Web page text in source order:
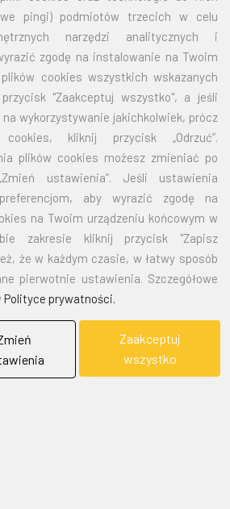
pingi) podmiotów trzecich w celu
narzędzi analitycznych i
zgodę na instalowanie na Twoim
cookies wszystkich wskazanych
"Zaakceptuj wszystko", a jeśli
wykorzystywanie jakichkolwiek, prócz
kliknij przycisk „Odrzuć”.
plików cookies możesz zmieniać po
ustawienia”. Jeśli ustawienia
aby wyrazić zgodę na
na Twoim urządzeniu końcowym w
zakresie kliknij przycisk "Zapisz
że w każdym czasie, w łatwy sposób
pierwotnie ustawienia. Szczegółowe
Polityce prywatności.
Zaakceptuj
wszystko
32,50 39,98
67,50 83,03
151,50
biuro@bielflag.pl
,33/816 21 78